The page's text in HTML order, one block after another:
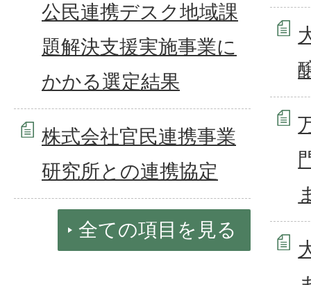
公民連携デスク地域課
題解決支援実施事業に
かかる選定結果
株式会社官民連携事業
研究所との連携協定
全ての項目を見る